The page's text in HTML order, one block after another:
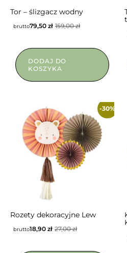
Tor – ślizgacz wodny
159,00zł
79,50 zł
brutto
DODAJ DO
KOSZYKA
-30%
Rozety dekoracyjne Lew
27,00zł
18,90 zł
brutto